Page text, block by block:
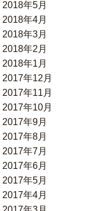
2018年5月
2018年4月
2018年3月
2018年2月
2018年1月
2017年12月
2017年11月
2017年10月
2017年9月
2017年8月
2017年7月
2017年6月
2017年5月
2017年4月